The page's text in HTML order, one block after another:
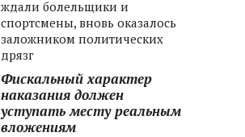
ждали болельщики и
спортсмены, вновь оказалось
заложником политических
дрязг
Фискальный характер
наказания должен
уступать месту реальным
вложениям